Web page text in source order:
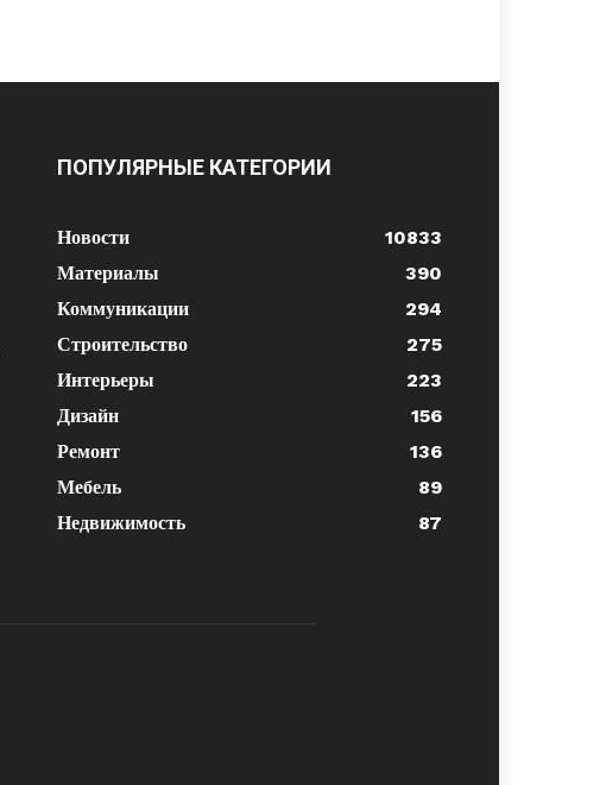
ПОПУЛЯРНЫЕ КАТЕГОРИИ
Новости
10833
Материалы
390
Коммуникации
294
Строительство
275
Интерьеры
223
Дизайн
156
Ремонт
136
Мебель
89
Недвижимость
87